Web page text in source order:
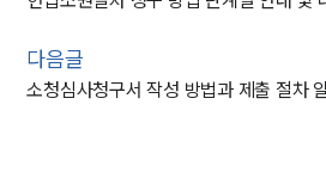
다음글
소청심사청구서 작성 방법과 제출 절차